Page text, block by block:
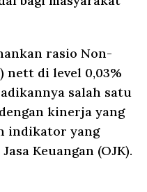
rasio Non-
nett di level 0,03%
salah satu
kinerja yang
indikator yang
Keuangan (OJK).